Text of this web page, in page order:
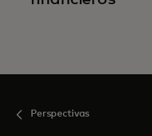
Perspectivas